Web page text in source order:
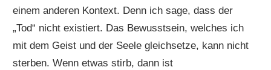
einem anderen Kontext. Denn ich sage, dass der
„Tod“ nicht existiert. Das Bewusstsein, welches ich
mit dem Geist und der Seele gleichsetze, kann nicht
sterben. Wenn etwas stirb, dann ist